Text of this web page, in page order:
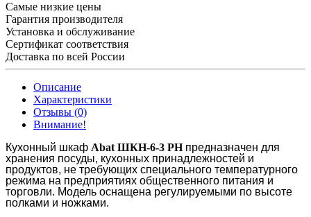
Самые низкие цены
Гарантия производителя
Установка и обслуживание
Сертификат соответствия
Доставка по всей России
Описание
Характеристики
Отзывы (0)
Внимание!
Кухонный шкаф Abat ШКН-6-3 РН предназначен для
хранения посуды, кухонных принадлежностей и
продуктов, не требующих специального температурного
режима на предприятиях общественного питания и
торговли. Модель оснащена регулируемыми по высоте
полками и ножками.